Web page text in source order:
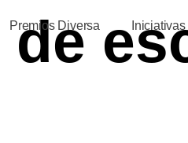
Premios Diversa Iniciativas